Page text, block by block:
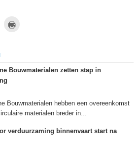
nieuw
Bouwmaterialen zetten stap in
Bouwmaterialen hebben een overeenkomst
materialen breder in...
verduurzaming binnenvaart start na